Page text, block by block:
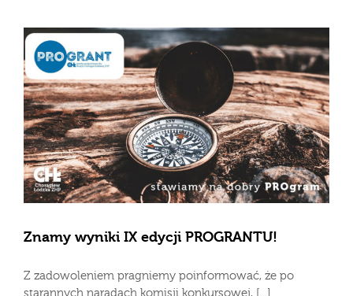
Znamy wyniki IX edycji PROGRANTU!
Z zadowoleniem pragniemy poinformować, że po
starannych naradach komisji konkursowej, [...]